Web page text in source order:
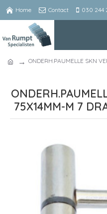
Home Contact 030 244
ONDERH.PAUMELLE SKN
75X14MM-M 7